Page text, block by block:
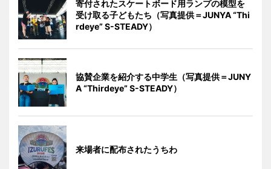
寄付されたスケートボード用ランプの模型を
受け取る子どもたち（写真提供＝JUNYA “Thi
rdeye” S-STEADY）
協賛企業を紹介する中学生（写真提供＝JUNY
A “Thirdeye” S-STEADY）
来場者に配布されたうちわ